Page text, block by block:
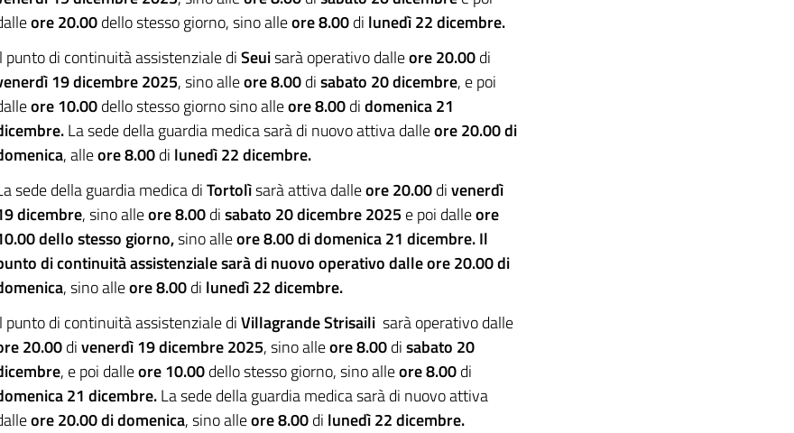
ore 20.00dello stesso giorno, sino alleore 8.00di lunedì 22 dicembre.
punto di continuità assistenziale diSeuisarà operativo dalleore 20.00di
19 dicembre2025, sino alleore 8.00disabato 20 dicembre, e poi
ore 10.00dello stesso giorno sino alleore 8.00didomenica 21
La sede della guardia medica sarà di nuovo attiva dalleore 20.00 di
, alleore 8.00di lunedì 22 dicembre.
sede della guardia medica diTortolìsarà attiva dalleore 20.00divenerdì
dicembre, sino alleore 8.00disabato 20 dicembre2025 e poi dalleore
dello stesso giorno,sino alleore 8.00 di domenica 21 dicembre. Il
di continuità assistenziale sarà di nuovo operativo dalle ore 20.00 di
, sino alleore 8.00di lunedì 22 dicembre.
punto di continuità assistenziale diVillagrande Strisaili sarà operativo dalle
20.00divenerdì 19 dicembre2025, sino alleore 8.00disabato 20
, e poi dalleore 10.00dello stesso giorno, sino alleore 8.00di
21 dicembre.La sede della guardia medica sarà di nuovo attiva
ore 20.00 di domenica, sino alleore 8.00di lunedì 22 dicembre.